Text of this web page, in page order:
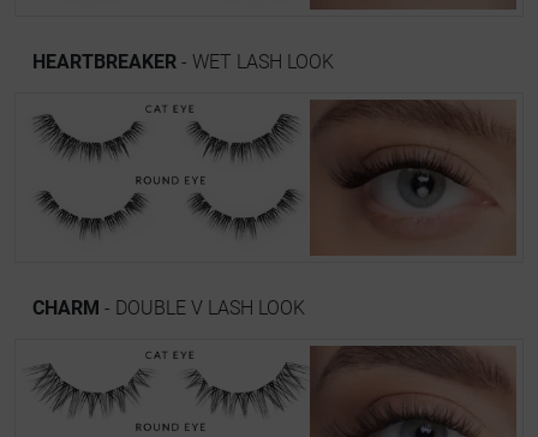
HEARTBREAKER - WET LASH LOOK
CHARM - DOUBLE V LASH LOOK